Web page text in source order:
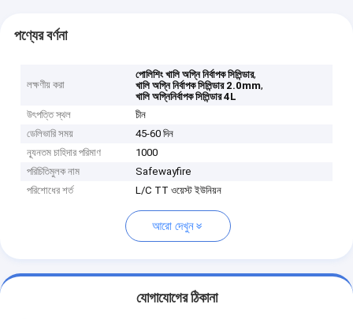
পণ্যের বর্ণনা
লক্ষণীয় করা
পোলিশিং খালি অগ্নি নির্বাপক সিলিন্ডার,
খালি অগ্নি নির্বাপক সিলিন্ডার 2.0mm,
খালি অগ্নিনির্বাপক সিলিন্ডার 4L
উৎপত্তি স্থল
চীন
ডেলিভারি সময়
45-60 দিন
ন্যূনতম চাহিদার পরিমাণ
1000
পরিচিতিমুলক নাম
Safewayfire
পরিশোধের শর্ত
L/C TT ওয়েস্ট ইউনিয়ন
আরো দেখুন
যোগাযোগের ঠিকানা